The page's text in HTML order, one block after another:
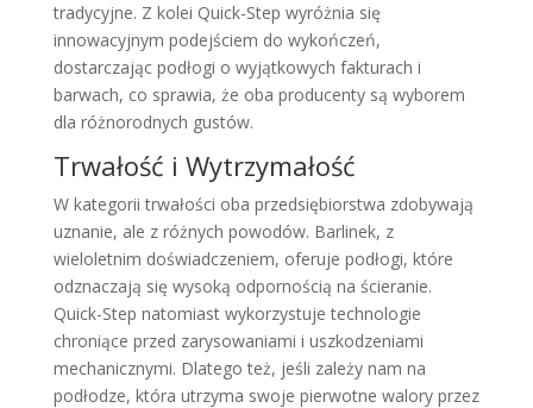
tradycyjne. Z kolei Quick-Step wyróżnia się
innowacyjnym podejściem do wykończeń,
dostarczając podłogi o wyjątkowych fakturach i
barwach, co sprawia, że oba producenty są wyborem
dla różnorodnych gustów.
Trwałość i Wytrzymałość
W kategorii trwałości oba przedsiębiorstwa zdobywają
uznanie, ale z różnych powodów. Barlinek, z
wieloletnim doświadczeniem, oferuje podłogi, które
odznaczają się wysoką odpornością na ścieranie.
Quick-Step natomiast wykorzystuje technologie
chroniące przed zarysowaniami i uszkodzeniami
mechanicznymi. Dlatego też, jeśli zależy nam na
podłodze, która utrzyma swoje pierwotne walory przez